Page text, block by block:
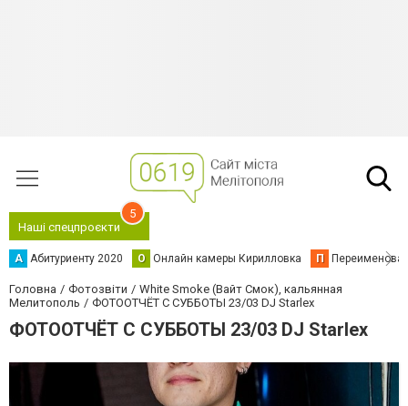
Наші спецпроєкти
5
А Абитуриенту 2020 О Онлайн камеры Кирилловка П
Головна Фотозвіти
White Smoke (Вайт Смок), кальянная
Мелитополь
ФОТООТЧЁТ С СУББОТЫ 23/03 DJ Starlex
ФОТООТЧЁТ С СУББОТЫ 23/03 DJ Starlex